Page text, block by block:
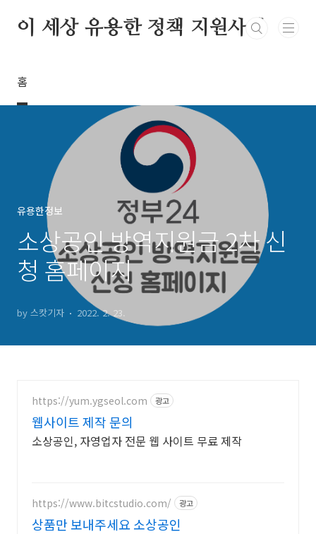
이 세상 유용한 정책 지원사업
홈
유용한정보
소상공인 방역지원금 2차 신
청 홈페이지
by 스캇기자 2022. 2. 23.
https://yum.ygseol.com 광고
웹사이트 제작 문의
소상공인, 자영업자 전문 웹 사이트 무료 제작
https://www.bitcstudio.com/ 광고
상품만 보내주세요 소상공인